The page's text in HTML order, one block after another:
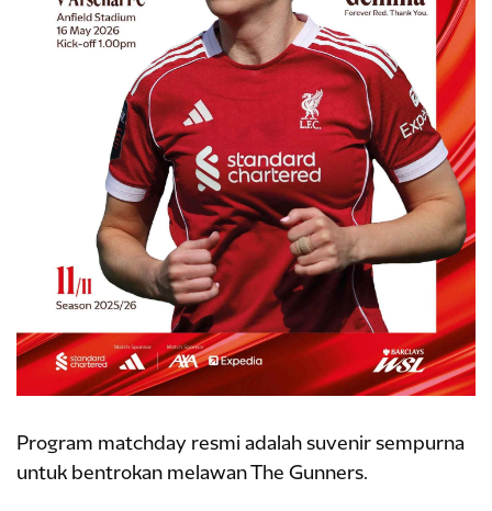
Program matchday resmi adalah suvenir sempurna
untuk bentrokan melawan The Gunners.